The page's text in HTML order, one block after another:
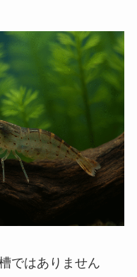
ではありません